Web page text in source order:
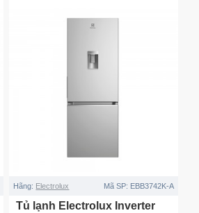
Hãng: Electrolux Mã SP: EBB3742K-A
Tủ lạnh Electrolux Inverter